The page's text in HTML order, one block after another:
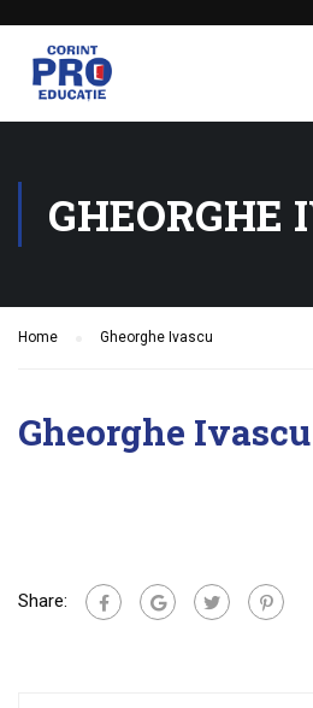
GHEORGHE
Home Gheorghe Ivascu
Gheorghe Ivascu
Share: